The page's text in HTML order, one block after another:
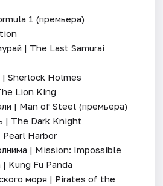
1 (премьера)
| The Last Samurai
Sherlock Holmes
Lion King
| Man of Steel (премьера)
| The Dark Knight
Harbor
| Mission: Impossible
Kung Fu Panda
моря | Pirates of the